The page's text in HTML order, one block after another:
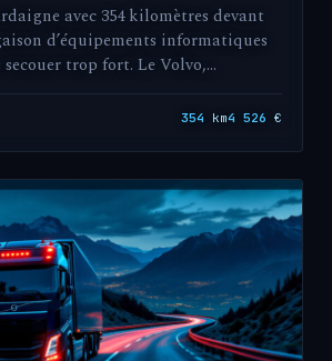
avec 354 kilomètres devant
d’équipements informatiques
trop fort. Le Volvo,…
354 km4 526 €